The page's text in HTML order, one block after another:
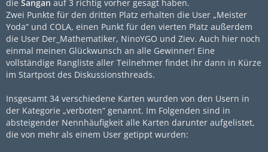
die Sangan auf 3 richtig vorher gesagt haben.
Zwei Punkte für den dritten Platz erhalten die User „Meister
Yoda“ und COLA, einen Punkt für den vierten Platz außerdem
die User Der_Mathematiker, NinoYGO und Ziev. Auch hier noch
einmal meinen Glückwunsch an alle Gewinner! Eine
vollständige Rangliste aller Teilnehmer findet ihr dann in Kürze
im Startpost des Diskussionsthreads.
Insgesamt 34 verschiedene Karten wurden von den Usern in
der Kategorie „verboten“ genannt. Im Folgenden sind in
absteigender Nennhäufigkeit alle Karten darunter aufgelistet,
die von mehr als einem User getippt wurden: